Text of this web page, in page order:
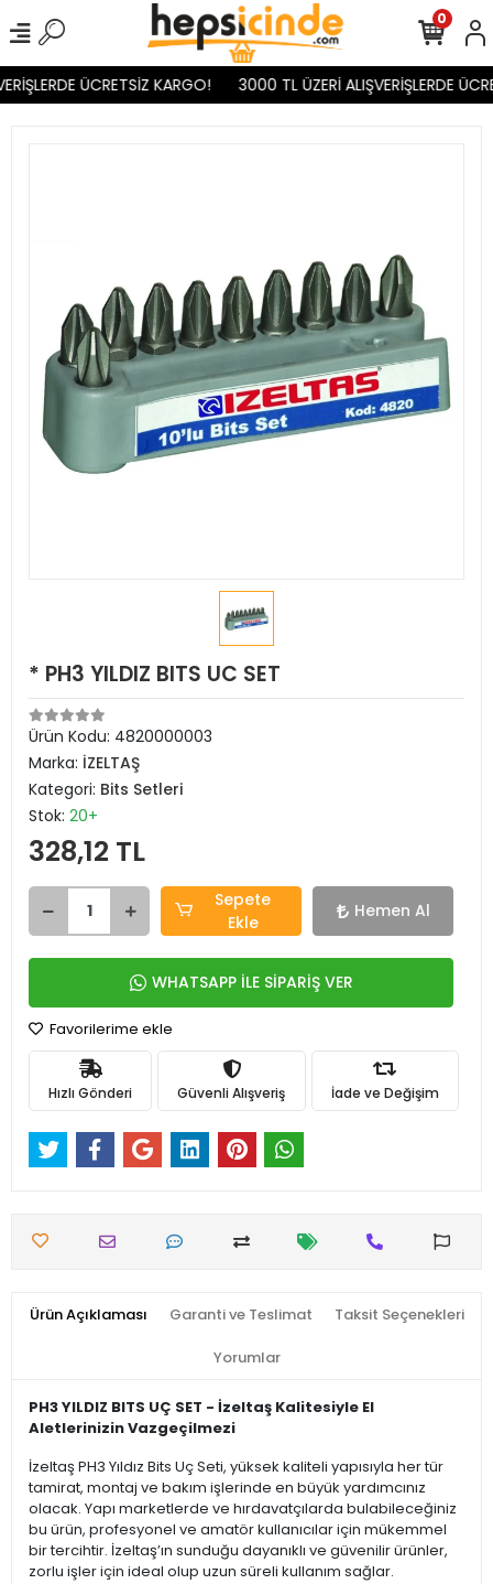
ÜCRETSİZ KARGO! 3000 TL ÜZERİ ALIŞVERİŞLERDE
0
* PH3 YILDIZ BITS UC SET
Ürün Kodu: 4820000003
Marka: İZELTAŞ
Kategori: Bits Setleri
Stok: 20+
328,12 TL
Sepete
Ekle
Hemen Al
WHATSAPP İLE SİPARİŞ VER
Favorilerime ekle
Hızlı Gönderi Güvenli Alışveriş İade ve Değişim
Ürün Açıklaması Garanti ve Teslimat Taksit Seçenekleri
Yorumlar
PH3 YILDIZ BITS UÇ SET - İzeltaş Kalitesiyle El
Aletlerinizin Vazgeçilmezi
İzeltaş PH3 Yıldız Bits Uç Seti, yüksek kaliteli yapısıyla her tür
tamirat, montaj ve bakım işlerinde en büyük yardımcınız
olacak. Yapı marketlerde ve hırdavatçılarda bulabileceğiniz
bu ürün, profesyonel ve amatör kullanıcılar için mükemmel
bir tercihtir. İzeltaş’ın sunduğu dayanıklı ve güvenilir ürünler,
zorlu işler için ideal olup uzun süreli kullanım sağlar.